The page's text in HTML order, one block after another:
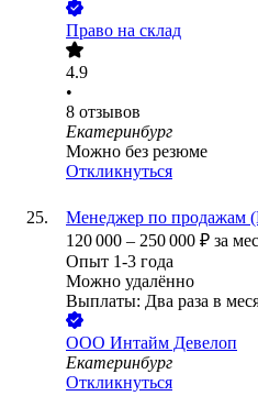
Право на склад
4.9
•
8 отзывов
Екатеринбург
Можно без резюме
Откликнуться
Менеджер по продажам
120 000 – 250 000 ₽ за
Опыт 1-3 года
Можно удалённо
Выплаты: Два раза в
ООО Интайм Девелоп
Екатеринбург
Откликнуться